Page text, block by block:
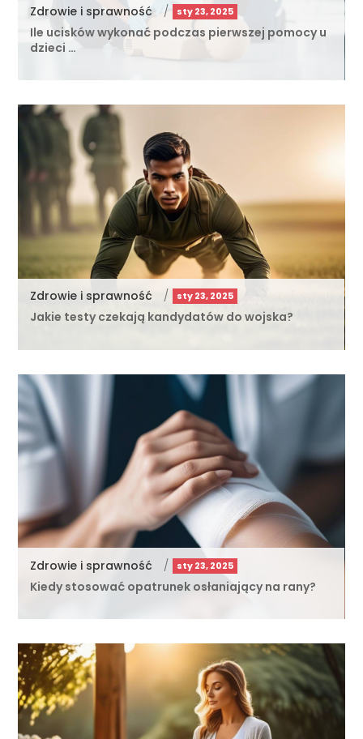
Zdrowie i sprawność / sty 23, 2025
Ile ucisków wykonać podczas pierwszej pomocy u
dzieci …
Zdrowie i sprawność / sty 23, 2025
Jakie testy czekają kandydatów do wojska?
Zdrowie i sprawność / sty 23, 2025
Kiedy stosować opatrunek osłaniający na rany?